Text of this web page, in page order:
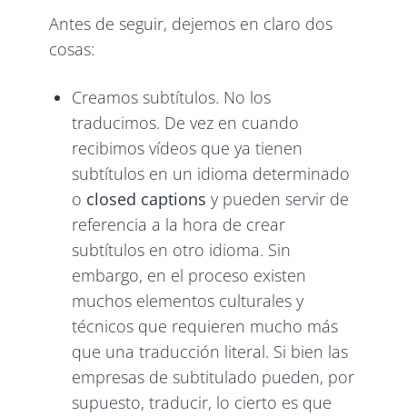
Antes de seguir, dejemos en claro dos
cosas:
Creamos subtítulos. No los
traducimos. De vez en cuando
recibimos vídeos que ya tienen
subtítulos en un idioma determinado
o closed captions y pueden servir de
referencia a la hora de crear
subtítulos en otro idioma. Sin
embargo, en el proceso existen
muchos elementos culturales y
técnicos que requieren mucho más
que una traducción literal. Si bien las
empresas de subtitulado pueden, por
supuesto, traducir, lo cierto es que